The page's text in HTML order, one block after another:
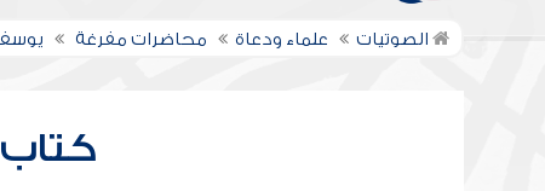
الصوتيات علماء ودعاة محاضرات مفرغة
كتاب